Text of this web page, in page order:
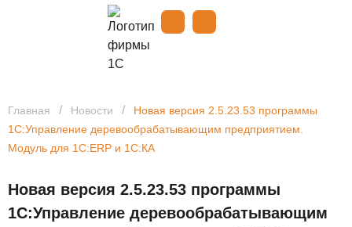
Главная / Новости /
Новая версия 2.5.23.53 программы
1С:Управление деревообрабатывающим предприятием.
Модуль для 1С:ERP и 1С:КА
Новая версия 2.5.23.53 программы
1С:Управление деревообрабатывающим
Спасибо, заявка успешно